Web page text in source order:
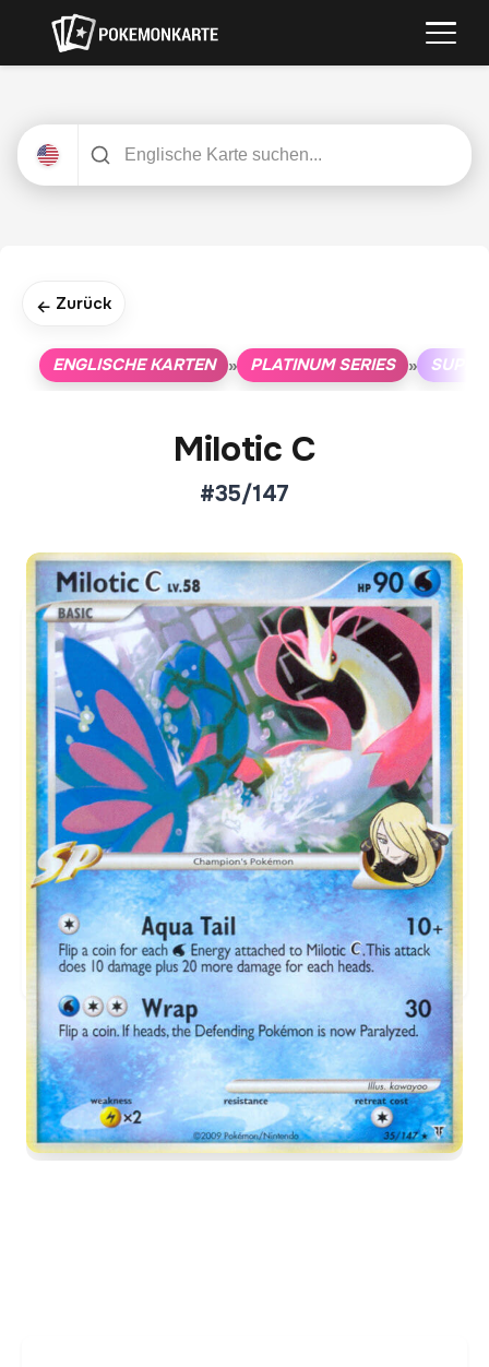
← Zurück
ENGLISCHE KARTEN » PLATINUM SERIES »
Milotic C
#35/147
Aktueller Marktpreis
€9,29
Normal
€31,60
Reverse Holo
Preise werden täglich aktualisiert.